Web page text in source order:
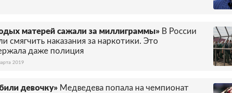
матерей сажали за миллиграммы» В России
смягчить наказания за наркотики. Это
даже полиция
2019
девочку» Медведева попала на чемпионат